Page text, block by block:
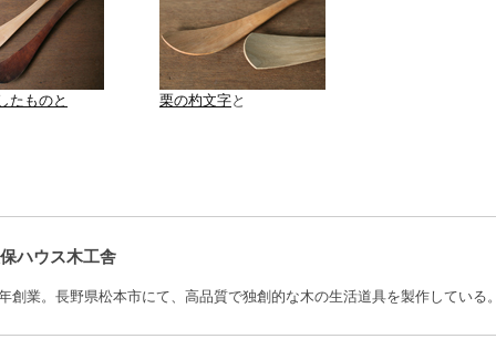
たものと 栗の杓文字と
ハウス木工舎
創業。長野県松本市にて、高品質で独創的な木の生活道具を製作している